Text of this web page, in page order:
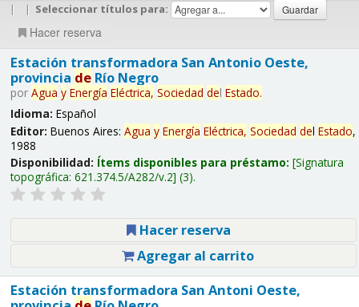
| | Seleccionar títulos para:
Hacer reserva
Estación transformadora San Antonio Oeste,
provincia deRío Negro
por Agua y Energía Eléctrica, Sociedad del Estado.
Idioma: Español
Editor: Buenos Aires: Agua y Energía Eléctrica, Sociedad del Estado,
1988
Disponibilidad: Ítems disponibles para préstamo: Signatura
topográfica: 621.374.5/A282/v.2 (3).
Hacer reserva
Agregar al carrito
Estación transformadora San Antoni Oeste,